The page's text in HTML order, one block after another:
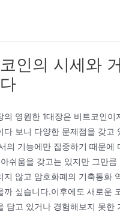
인의 시세와
의 영원한 1대장은 비트코인이
다 보니 다양한 문제점을 갖고
의 기능에만 집중하기 때문에
쉬움을 갖고는 있지만 그만큼
지 않고 암호화폐의 기축통화
까 싶습니다.이후에도 새로운
담고 있거나 경험해보지 못한